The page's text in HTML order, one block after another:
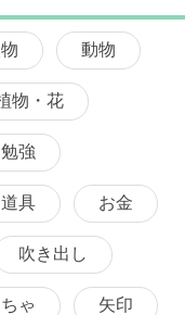
動物
物・花
勉強
道具 お金
吹き出し
ゃ 矢印